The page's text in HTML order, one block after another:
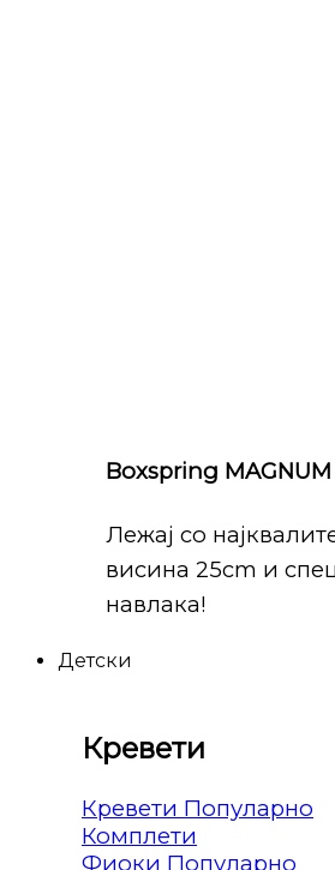
Boxspring MAGNUM
Лежај со
висина 25cm и
навлака!
Детски
Кревети
Кревети
Комплети
Фиоки